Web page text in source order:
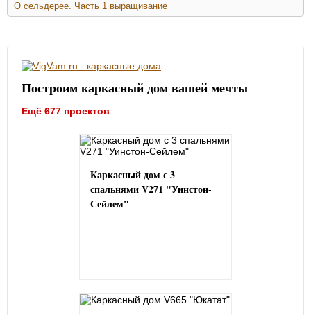
О сельдерее. Часть 1 выращивание
Построим каркасный дом вашей мечты
Ещё 677 проектов
Каркасный дом с 3
спальнями V271 "Уинстон-
Сейлем"